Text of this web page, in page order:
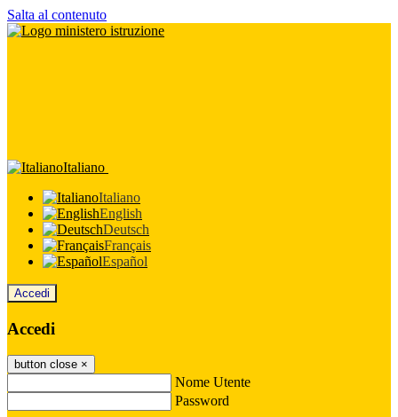
Salta al contenuto
Italiano
Italiano
English
Deutsch
Français
Español
Accedi
Accedi
button close ×
Nome Utente
Password